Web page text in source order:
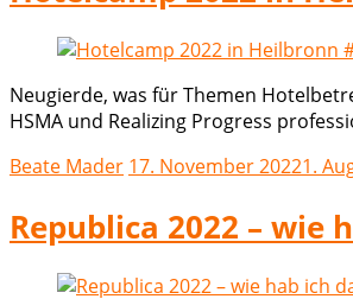
Neugierde, was für Themen
HSMA und Realizing Progress
Beate Mader 17. November 20221.
Republica 2022 – wie